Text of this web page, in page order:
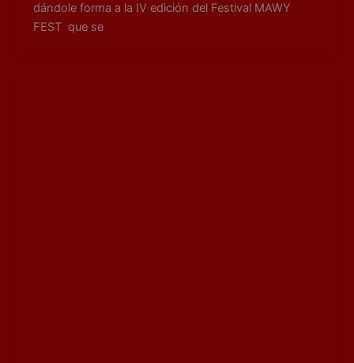
dándole forma a la IV edición del Festival MAWY
FEST que se